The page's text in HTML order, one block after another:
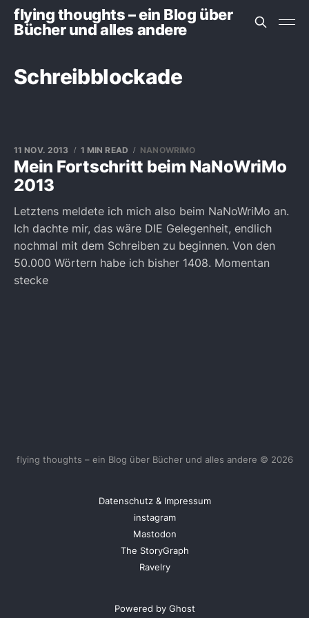
flying thoughts – ein Blog über
Bücher und alles andere
Schreibblockade
Mein Fortschritt beim NaNoWriMo
2013
11 NOV. 2013 1 MIN READ NANOWRIMO
Letztens meldete ich mich also beim NaNoWriMo an.
Ich dachte mir, das wäre DIE Gelegenheit, endlich
nochmal mit dem Schreiben zu beginnen. Von den
50.000 Wörtern habe ich bisher 1408. Momentan
stecke
flying thoughts – ein Blog über Bücher und alles andere © 2026
Datenschutz & Impressum
instagram
Mastodon
The StoryGraph
Ravelry
Powered by Ghost